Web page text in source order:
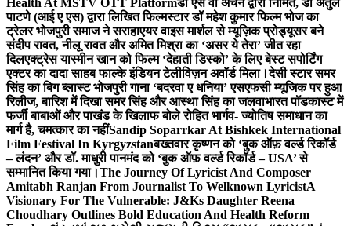
Health At MSTV OTT Platformडॉ एस वी अंचन द्वारा निर्मित, डॉ अतुल
पाटणे (आई ए एस) द्वारा लिखित फिल्मस्टार डॉ महेश कुमार फिल्म भोज का
ट्रेलर भोजपुरी समाज ने सराहाएयर वाइस मार्शल से म्यूज़िक प्रोड्यूसर बने
संदीप रावत, नीलू रावत और अमित मिश्रा का ‘असर ये तेरा’ जीत रहा
दिलएक्ट्रेस यास्मीन खान को फिल्म ‘देहाती डिस्को’ के लिए बेस्ट सपोर्टिंग
एक्टर का दादा साहब फाल्के इंडियन टेलीविज़न अवॉर्ड मिला।देसी स्टार समर
सिंह का बिग ब्लास्ट भोजपुरी गाना ‘बदरवा ए धनिया’ एसएफसी म्यूजिक पर हुआ
रिलीज, बारिश में दिखा समर सिंह और आस्था सिंह का जलवाभारत पॉडकास्ट में
फर्जी बाबाओं और पाखंड के खिलाफ बोले रोहित भार्गव- ज्योतिष समाधान का
मार्ग है, चमत्कार का नहींSandip Soparrkar At Bishkek International
Film Festival In Kyrgyzstanबख्तवार कृष्णन को ‘बुक ऑफ़ वर्ल्ड रिकॉर्ड
– लंदन’ और डॉ. माधुरी पानमंद को ‘बुक ऑफ़ वर्ल्ड रिकॉर्ड – USA’ से
सम्मानित किया गया।The Journey Of Lyricist And Composer
Amitabh Ranjan From Journalist To Welknown LyricistA
Visionary For The Vulnerable: J&Ks Daughter Reena
Choudhary Outlines Bold Education And Health Reform